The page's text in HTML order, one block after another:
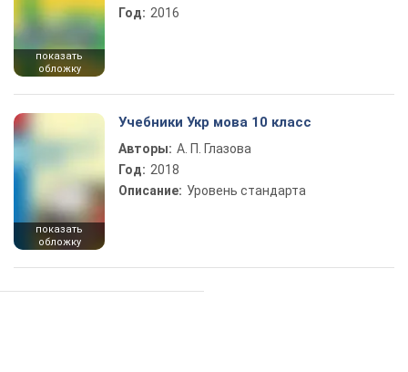
показать
обложку
Год: 2016
показать
обложку
Учебники Укр мова 10 класс
Авторы: А. П. Глазова
Год: 2018
Описание: Уровень стандарта